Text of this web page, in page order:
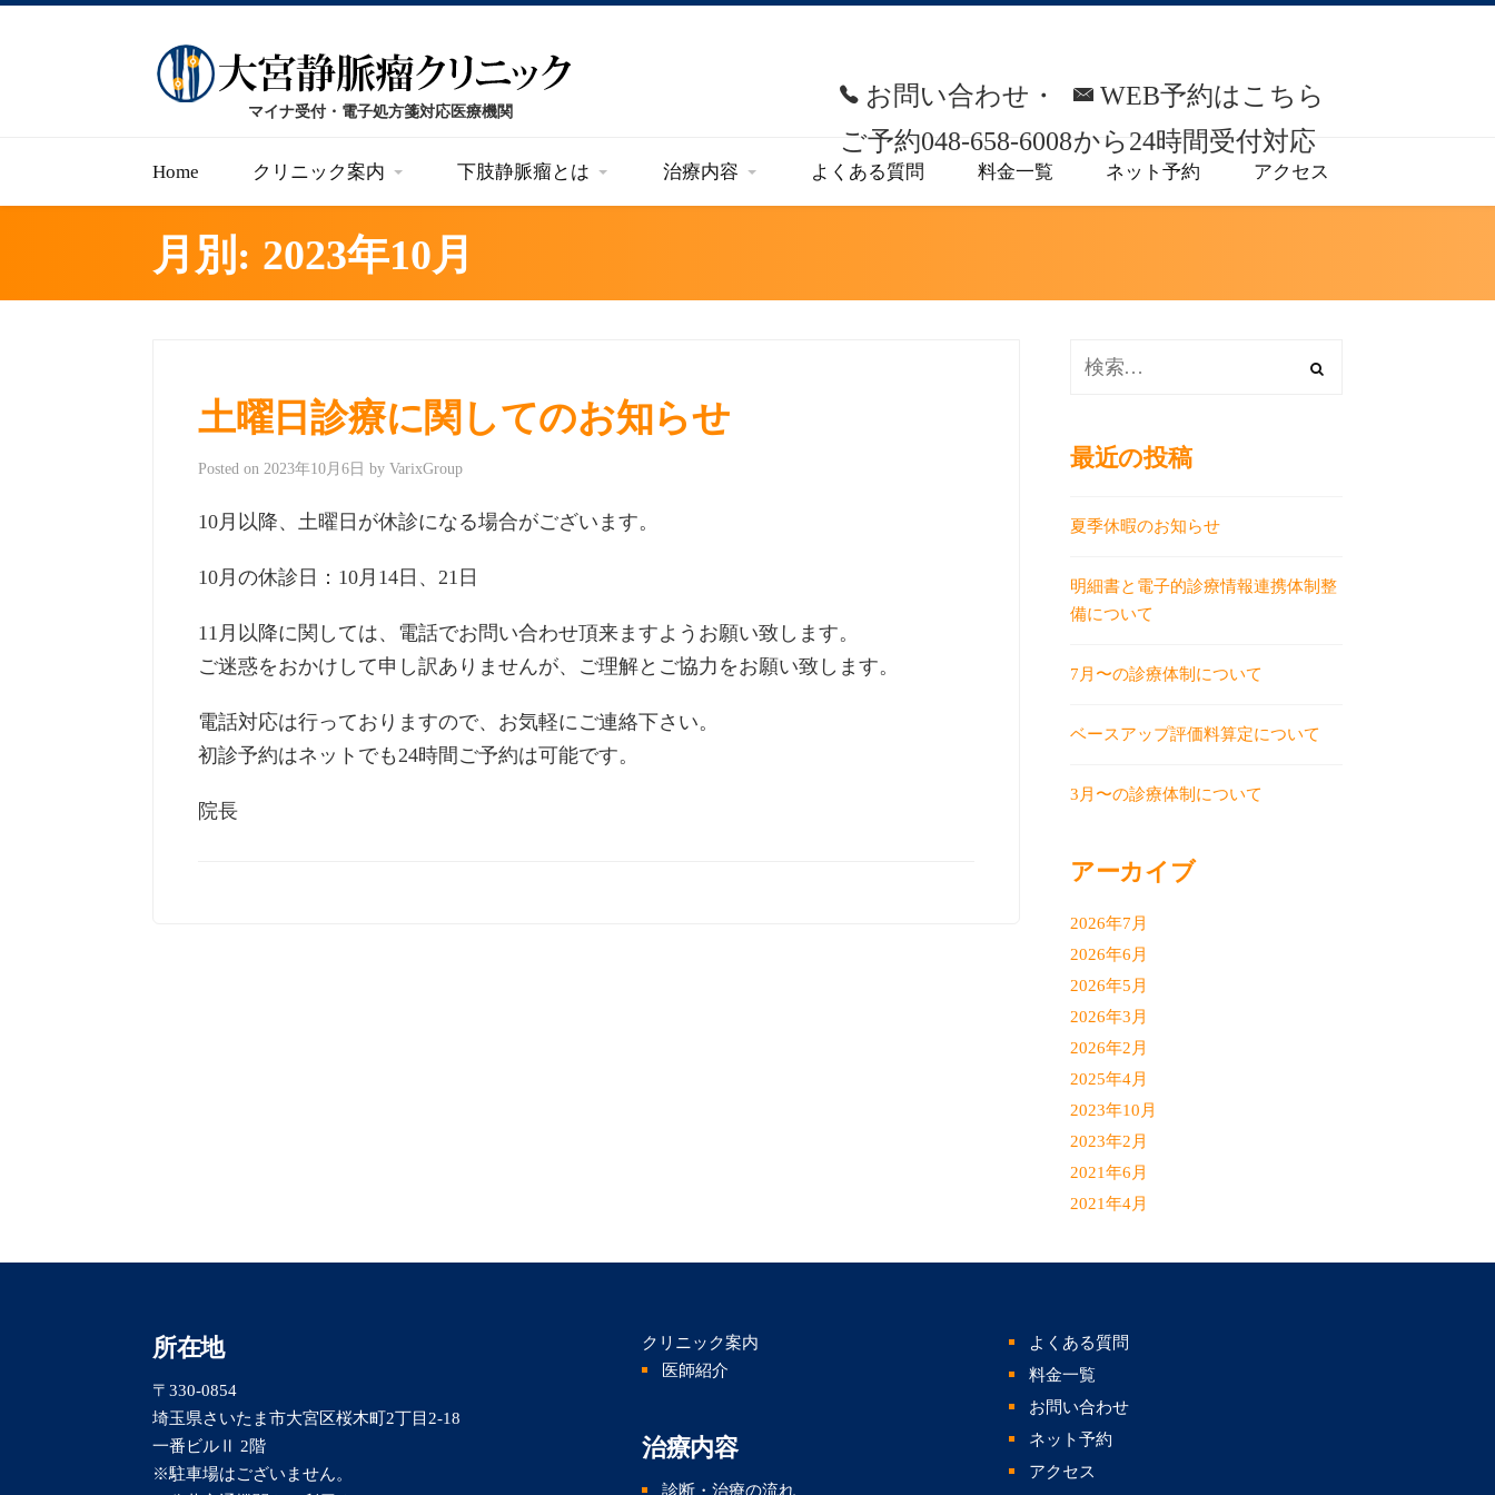
お問い合わせ・
ご予約048-658-6008
WEB予約はこちら
から24時間受付対応
Home クリニック案内 下肢静脈瘤とは 治療内容 よくある質問 料金一覧 ネット予約 アクセス
月別: 2023年10月
土曜日診療に関してのお知らせ
Posted on 2023年10月6日 by VarixGroup
10月以降、土曜日が休診になる場合がございます。
10月の休診日：10月14日、21日
11月以降に関しては、電話でお問い合わせ頂来ますようお願い致します。
ご迷惑をおかけして申し訳ありませんが、ご理解とご協力をお願い致します。
電話対応は行っておりますので、お気軽にご連絡下さい。
初診予約はネットでも24時間ご予約は可能です。
院長
最近の投稿
夏季休暇のお知らせ
明細書と電子的診療情報連携体制整
備について
7月〜の診療体制について
ベースアップ評価料算定について
3月〜の診療体制について
アーカイブ
2026年7月
2026年6月
2026年5月
2026年3月
2026年2月
2025年4月
2023年10月
2023年2月
2021年6月
2021年4月
所在地
〒330-0854
埼玉県さいたま市大宮区桜木町2丁目2-18
一番ビルⅡ 2階
※駐車場はございません。
クリニック案内
医師紹介
治療内容
診断・治療の流れ
よくある質問
料金一覧
お問い合わせ
ネット予約
アクセス